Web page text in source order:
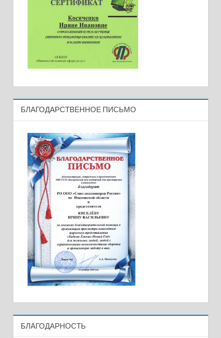
БЛАГОДАРСТВЕННОЕ ПИСЬМО
БЛАГОДАРНОСТЬ